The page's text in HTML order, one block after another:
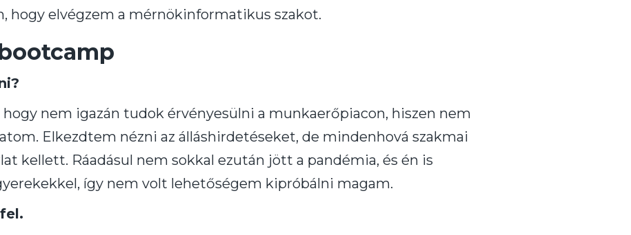
hogy elvégzem a mérnökinformatikus szakot.
nem igazán tudok érvényesülni a munkaerőpiacon, hiszen nem
Elkezdtem nézni az álláshirdetéseket, de mindenhová szakmai
kellett. Ráadásul nem sokkal ezután jött a pandémia, és én is
így nem volt lehetőségem kipróbálni magam.